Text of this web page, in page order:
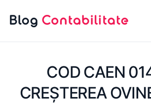
COD CAEN
CREŞTEREA